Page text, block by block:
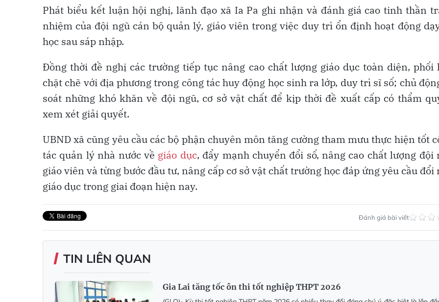
Phát biểu kết luận hội nghị, lãnh đạo xã Ia Pa ghi nhận và đánh giá cao tinh thần
nhiệm của đội ngũ cán bộ quản lý, giáo viên trong việc duy trì ổn định hoạt động
học sau sáp nhập.
Đồng thời đề nghị các trường tiếp tục nâng cao chất lượng giáo dục toàn diện, phối
chặt chẽ với địa phương trong công tác huy động học sinh ra lớp, duy trì sĩ số; chủ
soát những khó khăn về đội ngũ, cơ sở vật chất để kịp thời đề xuất cấp có thẩm
xem xét giải quyết.
UBND xã cũng yêu cầu các bộ phận chuyên môn tăng cường tham mưu thực hiện tốt
tác quản lý nhà nước về giáo dục, đẩy mạnh chuyển đổi số, nâng cao chất lượng đội
giáo viên và từng bước đầu tư, nâng cấp cơ sở vật chất trường học đáp ứng yêu cầu đổi
giáo dục trong giai đoạn hiện nay.
Đánh giá bài viết
TIN LIÊN QUAN
Gia Lai tăng tốc ôn thi tốt nghiệp THPT 2026